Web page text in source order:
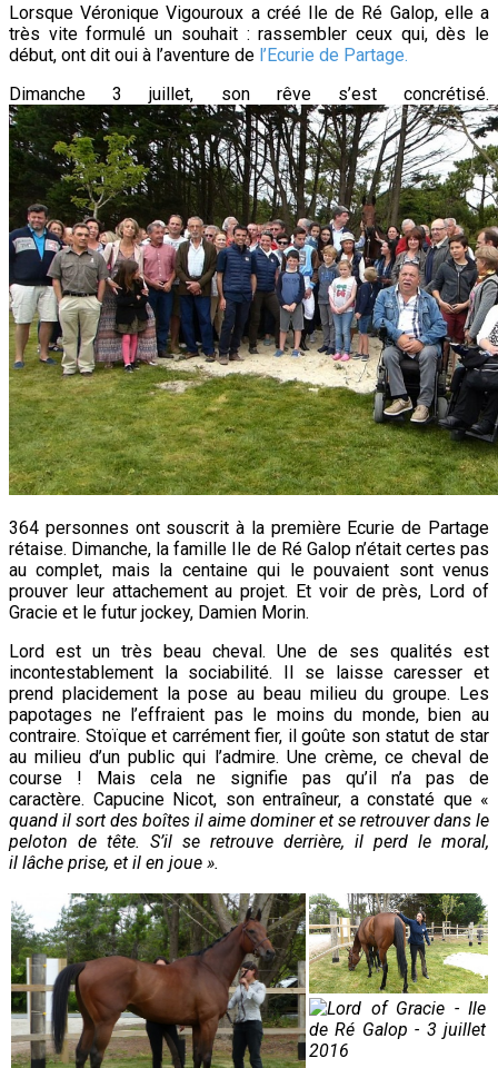
Lorsque Véronique Vigouroux a créé Ile de Ré Galop, elle a
très vite formulé un souhait : rassembler ceux qui, dès le
début, ont dit oui à l’aventure de l’Ecurie de Partage.
Dimanche 3 juillet, son rêve s’est concrétisé.
364 personnes ont souscrit à la première Ecurie de Partage
rétaise. Dimanche, la famille Ile de Ré Galop n’était certes pas
au complet, mais la centaine qui le pouvaient sont venus
prouver leur attachement au projet. Et voir de près, Lord of
Gracie et le futur jockey, Damien Morin.
Lord est un très beau cheval. Une de ses qualités est
incontestablement la sociabilité. Il se laisse caresser et
prend placidement la pose au beau milieu du groupe. Les
papotages ne l’effraient pas le moins du monde, bien au
contraire. Stoïque et carrément fier, il goûte son statut de star
au milieu d’un public qui l’admire. Une crème, ce cheval de
course ! Mais cela ne signifie pas qu’il n’a pas de
caractère. Capucine Nicot, son entraîneur, a constaté que «
quand il sort des boîtes il aime dominer et se retrouver dans le
peloton de tête. S’il se retrouve derrière, il perd le moral,
il lâche prise, et il en joue ».